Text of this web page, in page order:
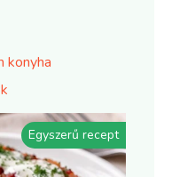
konyha
Egyszerű recept